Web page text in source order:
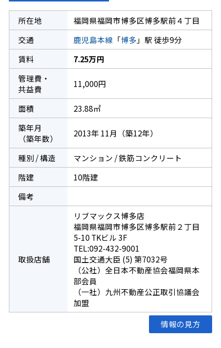
所在地
福岡県福岡市博多区博多駅前４丁目
交通
鹿児島本線 「博多 」駅 徒歩9分
賃料
7.25万円
管理費・
共益費
11,000円
面積
23.88㎡
築年月
（築年数）
2013年 11月（築12年）
種別 / 構造
マンション / 鉄筋コンクリート
階建
10階建
備考
取扱店舗
リブマックス博多店
福岡県福岡市博多区博多駅前２丁目
5-10 TKビル 3F
TEL:092-432-9001
国土交通大臣 (5) 第7032号
（公社）全日本不動産協会福岡県本
部会員
（一社）九州不動産公正取引協議会
加盟
情報の見方